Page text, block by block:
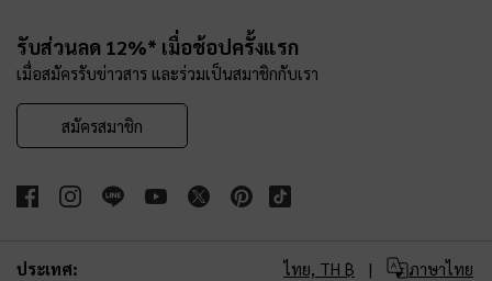
รับส่วนลด 12%* เมื่อช้อปครั้งแรก
เมื่อสมัครรับข่าวสาร และร่วมเป็นสมาชิกกับเรา
สมัครสมาชิก
ประเทศ: ไทย, TH ฿ ภาษาไทย